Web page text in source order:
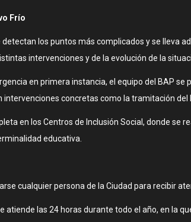
Frío
detectan los puntos más complicados y se lleva
intervenciones y de la evolución de la
en primera instancia, el equipo del BAP
intervenciones concretas como la tramitación del
en los Centros de Inclusión Social, donde
educativa.
cualquier persona de la Ciudad para recibir
atiende las 24 horas durante todo el año, en la